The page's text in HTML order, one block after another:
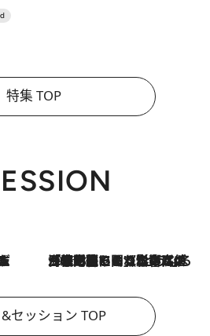
特集 TOP
2026.8.3
「住宅建てられない…」「サーチャージ料の高値が続いている」ホルムズ海峡封鎖による影響はいつまで続く？《エネルギー専門家に聞く“どうなる日本の暮らし”》
セッション TOP